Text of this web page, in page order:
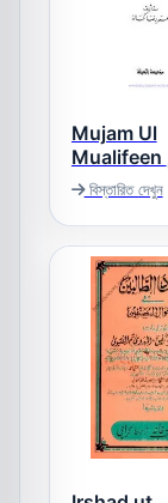
Mujam Ul
Mualifeen معجم
المؤلفين
বিস্তারিত দেখুন